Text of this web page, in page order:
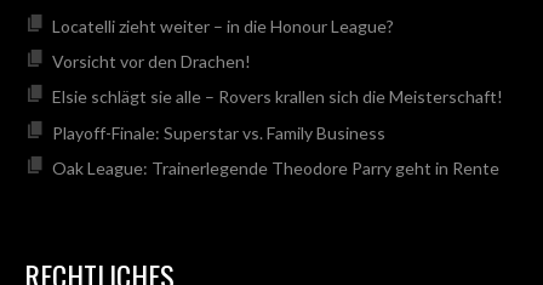
Locatelli zieht weiter – in die Honour League?
Vorsicht vor den Drachen!
Elsie schlägt sie alle – Rovers krallen sich die Meisterschaft!
Playoff-Finale: Superstar vs. Family Business
Oak League: Trainerlegende Theodore Parry geht in Rente
RECHTLICHES